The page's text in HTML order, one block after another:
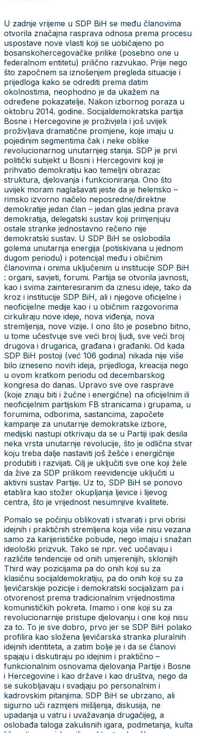
U zadnje vrijeme u SDP BiH se među članovima
otvorila značajna rasprava odnosa prema procesu
uspostave nove vlasti koji se uobičajeno po
bosanskohercegovačke prilike (posebno one u
federalnom entitetu) prilično razvukao. Prije nego
što započnem sa iznošenjem pregleda situacije i
prijedloga kako se odrediti prema datim
okolnostima, neophodno je da ukažem na
određene pokazatelje. Nakon izbornog poraza u
oktobru 2014. godine. Socijaldemokratska partija
Bosne i Hercegovine je proživjela i još uvijek
proživljava dramatične promjene, koje imaju u
pojedinim segmentima čak i neke oblike
revolucionarnog unutarnjeg stanja. SDP je prvi
politički subjekt u Bosni i Hercegovini koji je
prihvatio demokratiju kao temeljni obrazac
struktura, djelovanja i funkcioniranja. Ono što
uvijek moram naglašavati jeste da je helensko –
rimsko izvorno načelo neposredne/direktne
demokratije jedan član – jedan glas jedina prava
demokratija, delegatski sustav koji primjenjuju
ostale stranke jednostavno rečeno nije
demokratski sustav. U SDP BiH se oslobodila
golema unutarnja energija (potiskivana u jednom
dugom periodu) i potencijal među i običnim
članovima i onima uključenim u institucije SDP BiH
: organi, savjeti, forumi. Partija se otvorila javnosti,
kao i svima zainteresiranim da iznesu ideje, tako da
kroz i institucije SDP BiH, ali i njegove oficijelne i
neoficijelne medije kao i u običnim razgovorima
cirkuliraju nove ideje, nova viđenja, nova
stremljenja, nove vizije. I ono što je posebno bitno,
u tome učestvuje sve veći broj ljudi, sve veći broj
drugova i drugarica, građana i građanki. Od kada
SDP BiH postoji (već 106 godina) nikada nije više
bilo izneseno novih ideja, prijedloga, kreacija nego
u ovom kratkom periodu od decembarskog
kongresa do danas. Upravo sve ove rasprave
(koje znaju biti i žučne i energične) na oficijelnim ili
neoficijelnim partijskim FB stranicama i grupama, u
forumima, odborima, sastancima, započete
kampanje za unutarnje demokratske izbore,
medijski nastupi otkrivaju da se u Partiji ipak desila
neka vrsta unutarnje revolucije, što je odlična stvar
koju treba dalje nastaviti još žešće i energičnije
produbiti i razvijati. Cilj je uključiti sve one koji žele
da žive za SDP prilikom reevidencije uključiti u
aktivni sustav Partije. Uz to, SDP BiH se ponovo
etablira kao stožer okupljanja ljevice i lijevog
centra, što je vrijednost nesumnjive kvalitete.
Pomalo se počinju oblikovati i stvarati i prvi obrisi
idejnih i praktičnih stremljena koja više nisu vezana
samo za karijerističke pobude, nego imaju i snažan
ideološki prizvuk. Tako se npr. već uočavaju i
različite tendencije od onih umjerenijih, sklonijih
Third way pozicijama pa do onih koji su za
klasičnu socijaldemokratiju, pa do onih koji su za
ljevičarskije pozicije i demokratski socijalizam pa i
otvorenost prema tradicionalnim vrijednostima
komunističkih pokreta. Imamo i one koji su za
revolucionarnije pristupe djelovanju i one koji nisu
za to. To je sve dobro, prvo jer se SDP BiH polako
profilira kao složena ljevičarska stranka pluralnih
idejnih identiteta, a zatim bolje je i da se članovi
spajaju i diskutiraju po idejnim i praktično –
funkcionalnim osnovama djelovanja Partije i Bosne
i Hercegovine i kao države i kao društva, nego da
se sukobljavaju i svadjaju po personalnim i
kadrovskim pitanjima. SDP BiH se ubrzano, ali
sigurno uči razmjeni mišljenja, diskusija, ne
upadanja u vatru i uvažavanja drugačijeg, a
oslobađa taloga zakulisnih igara, podmetanja, kulta